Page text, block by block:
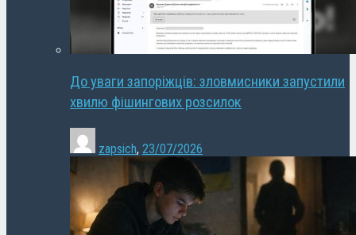
До уваги запоріжців: зловмисники запустили
хвилю фішингових розсилок
zapsich, 23/07/2026